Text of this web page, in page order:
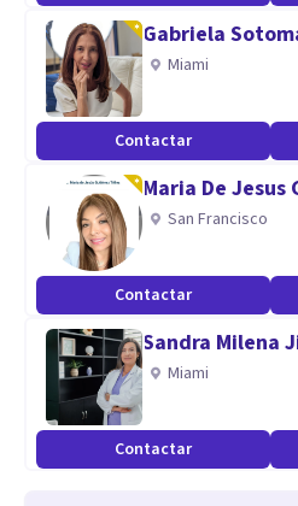
Aptitudes
Trabajamos con niños,
presencial y online. En las
herramientas psicológicas para
y calidad de vida.
Gabriela
Miami
Contactar
Maria De
San Francisco
Contactar
Sandra Milena
Miami
Contactar